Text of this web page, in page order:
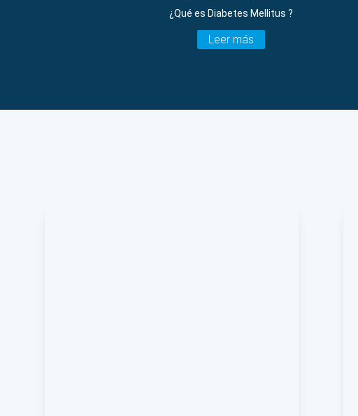
¿Qué es Diabetes Mellitus ?
Leer más